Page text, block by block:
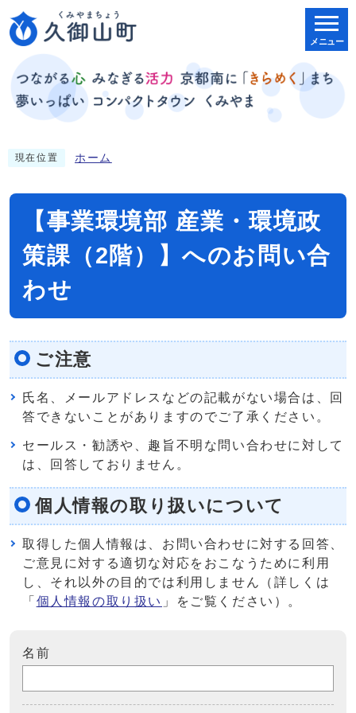
メニュー
現在位置 ホーム
【事業環境部 産業・環境政
策課（2階）】へのお問い合
わせ
ご注意
氏名、メールアドレスなどの記載がない場合は、回
答できないことがありますのでご了承ください。
セールス・勧誘や、趣旨不明な問い合わせに対して
は、回答しておりません。
個人情報の取り扱いについて
取得した個人情報は、お問い合わせに対する回答、
ご意見に対する適切な対応をおこなうために利用
し、それ以外の目的では利用しません（詳しくは
「 個人情報の取り扱い 」をご覧ください）。
名前